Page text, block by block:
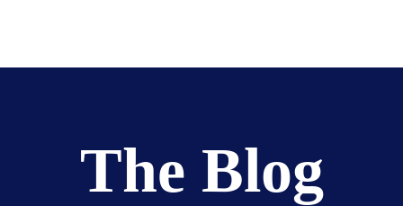
The Blog